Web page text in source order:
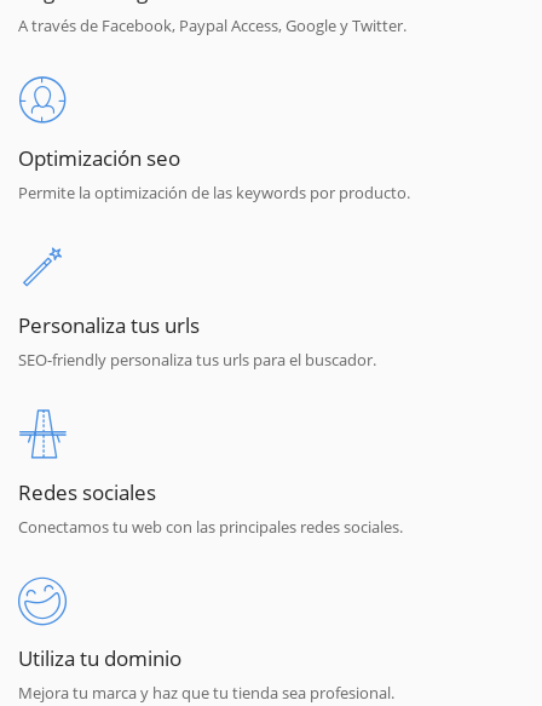
A través de Facebook, Paypal Access, Google y Twitter.
Optimización seo
Permite la optimización de las keywords por producto.
Personaliza tus urls
SEO-friendly personaliza tus urls para el buscador.
Redes sociales
Conectamos tu web con las principales redes sociales.
Utiliza tu dominio
Mejora tu marca y haz que tu tienda sea profesional.